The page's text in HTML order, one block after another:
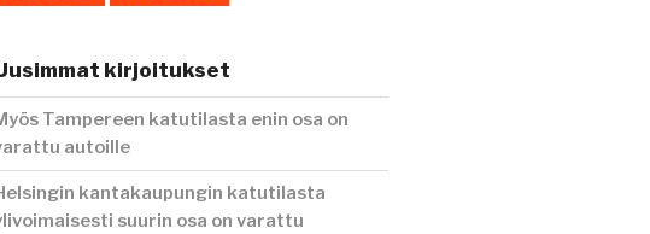
kirjoitukset
Tampereen katutilasta enin osa on
autoille
kantakaupungin katutilasta
suurin osa on varattu